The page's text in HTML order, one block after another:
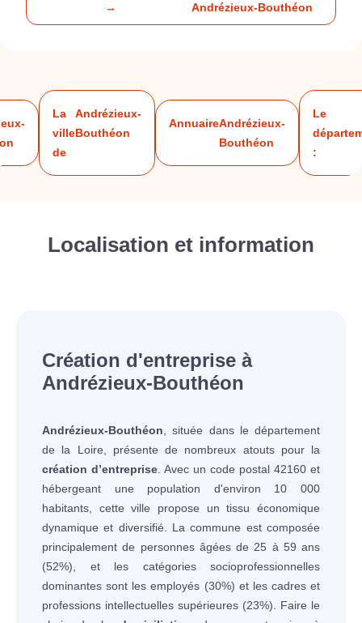
→ Andrézieux-Bouthéon
La
ville
de
Andrézieux-
Bouthéon
AnnuaireAndrézieux-
Bouthéon
Le
:
Localisation et information
Création d'entreprise à
Andrézieux-Bouthéon
Andrézieux-Bouthéon , située dans le département
de la Loire, présente de nombreux atouts pour la
création d’entreprise . Avec un code postal 42160 et
hébergeant une population d'environ 10 000
habitants, cette ville propose un tissu économique
dynamique et diversifié. La commune est composée
principalement de personnes âgées de 25 à 59 ans
(52%), et les catégories socioprofessionnelles
dominantes sont les employés (30%) et les cadres et
professions intellectuelles supérieures (23%). Faire le